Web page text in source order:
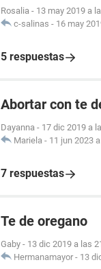
Rosalia - 13 may 2019 a
c-salinas - 16 may
5 respuestas
Abortar con te
Dayanna - 17 dic 2019 a
Mariela - 11 jun 2023
7 respuestas
Te de oregano
Gaby - 13 dic 2019 a las
Hermanamayor - 13